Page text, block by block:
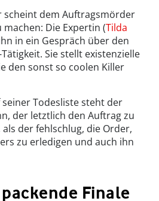
scheint dem Auftragsmörder
Die Expertin (Tilda
in ein Gespräch über den
Sie stellt existenzielle
den sonst so coolen Killer
Todesliste steht der
der letztlich den Auftrag zu
der fehlschlug, die Order,
zu erledigen und auch ihn
Finale